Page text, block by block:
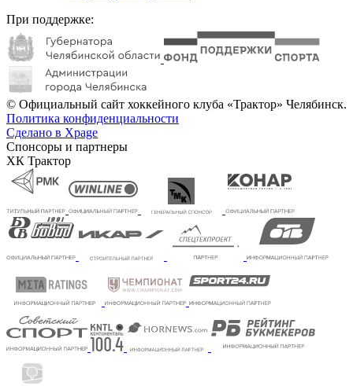
При поддержке:
© Официальный сайт хоккейного клуба «Трактор» Челябинск.
Политика конфиденциальности
Сделано в Xpage
Спонсоры и партнеры
ХК Трактор